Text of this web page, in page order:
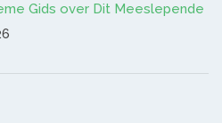
Gids over Dit Meeslepende